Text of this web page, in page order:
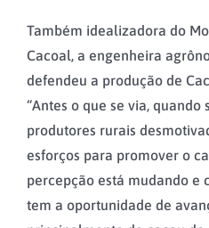
Também idealizadora do
Cacoal, a engenheira
defendeu a produção de
“Antes o que se via,
produtores rurais
esforços para promover o
percepção está mudando e
tem a oportunidade de